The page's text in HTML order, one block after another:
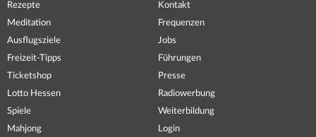
Rezepte
Meditation
Ausflugsziele
Freizeit-Tipps
Ticketshop
Lotto Hessen
Spiele
Mahjong
Kontakt
Frequenzen
Jobs
Führungen
Presse
Radiowerbung
Weiterbildung
Login